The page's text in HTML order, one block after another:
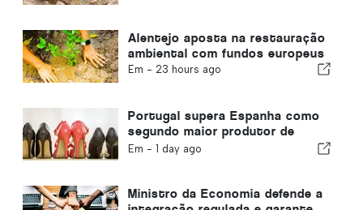
Alentejo aposta na restauração
ambiental com fundos europeus
Em - 23 hours ago
Portugal supera Espanha como
segundo maior produtor de
calçado da Europa
Em - 1 day ago
Ministro da Economia defende a